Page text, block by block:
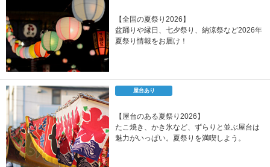
【全国の夏祭り2026】
盆踊りや縁日、七夕祭り、納涼祭など2026年
夏祭り情報をお届け！
屋台あり
【屋台のある夏祭り2026】
たこ焼き、かき氷など、ずらりと並ぶ屋台は
魅力がいっぱい。夏祭りを満喫しよう。